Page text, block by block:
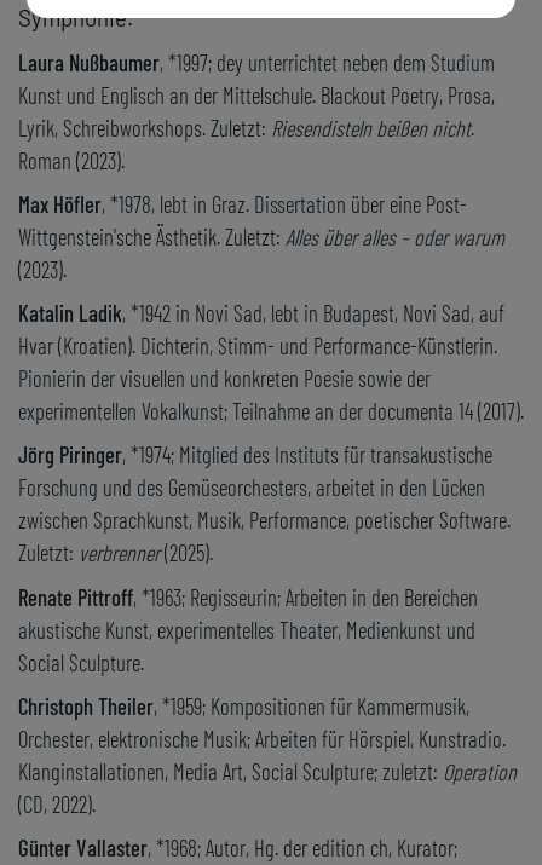
Symphonie.
Laura Nußbaumer, *1997; dey unterrichtet neben dem Studium
Kunst und Englisch an der Mittelschule. Blackout Poetry, Prosa,
Lyrik, Schreibworkshops. Zuletzt: Riesendisteln beißen nicht.
Roman (2023).
Max Höfler, *1978, lebt in Graz. Dissertation über eine Post-
Wittgenstein'sche Ästhetik. Zuletzt: Alles über alles – oder warum
(2023).
Katalin Ladik, *1942 in Novi Sad, lebt in Budapest, Novi Sad, auf
Hvar (Kroatien). Dichterin, Stimm- und Performance-Künstlerin.
Pionierin der visuellen und konkreten Poesie sowie der
experimentellen Vokalkunst; Teilnahme an der documenta 14 (2017).
Jörg Piringer, *1974; Mitglied des Instituts für transakustische
Forschung und des Gemüseorchesters, arbeitet in den Lücken
zwischen Sprachkunst, Musik, Performance, poetischer Software.
Zuletzt: verbrenner(2025).
Renate Pittroff, *1963; Regisseurin; Arbeiten in den Bereichen
akustische Kunst, experimentelles Theater, Medienkunst und
Social Sculpture.
Christoph Theiler, *1959; Kompositionen für Kammermusik,
Orchester, elektronische Musik; Arbeiten für Hörspiel, Kunstradio.
Klanginstallationen, Media Art, Social Sculpture; zuletzt: Operation
(CD, 2022).
Günter Vallaster, *1968; Autor, Hg. der edition ch, Kurator;